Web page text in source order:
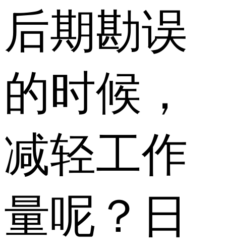
后期勘误
的时候，
减轻工作
量呢？日